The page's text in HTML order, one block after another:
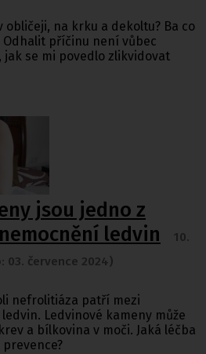
na krku a dekoltu? Ba co
příčinu není vůbec
se mi povedlo zlikvidovat
jsou jedno z
ledvin
10.
03. července 2024)
nefrolitiáza patří mezi
Ledvinové kameny může
a bílkovina v moči. Jaká léčba